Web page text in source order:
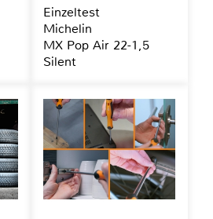
Einzeltest
Michelin
MX Pop Air 22-1,5
Silent